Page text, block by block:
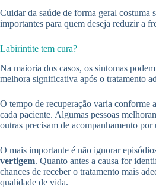
Cuidar da saúde de forma geral costuma
importantes para quem deseja reduzir a
Labirintite tem cura?
Na maioria dos casos, os sintomas
melhora significativa após o tratamento
O tempo de recuperação varia conforme
cada paciente. Algumas pessoas
outras precisam de acompanhamento
O mais importante é não ignorar
vertigem. Quanto antes a causa for
chances de receber o tratamento mais
qualidade de vida.